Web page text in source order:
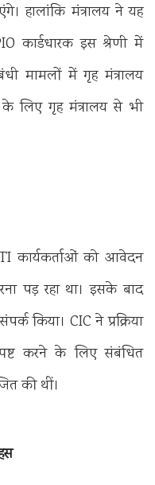
हालांकि मंत्रालय ने यह
कार्डधारक इस श्रेणी में
मामलों में गृह मंत्रालय
लिए गृह मंत्रालय से भी
कार्यकर्ताओं को आवेदन
पड़ रहा था। इसके बाद
किया। CIC ने प्रक्रिया
करने के लिए संबंधित
की थीं।